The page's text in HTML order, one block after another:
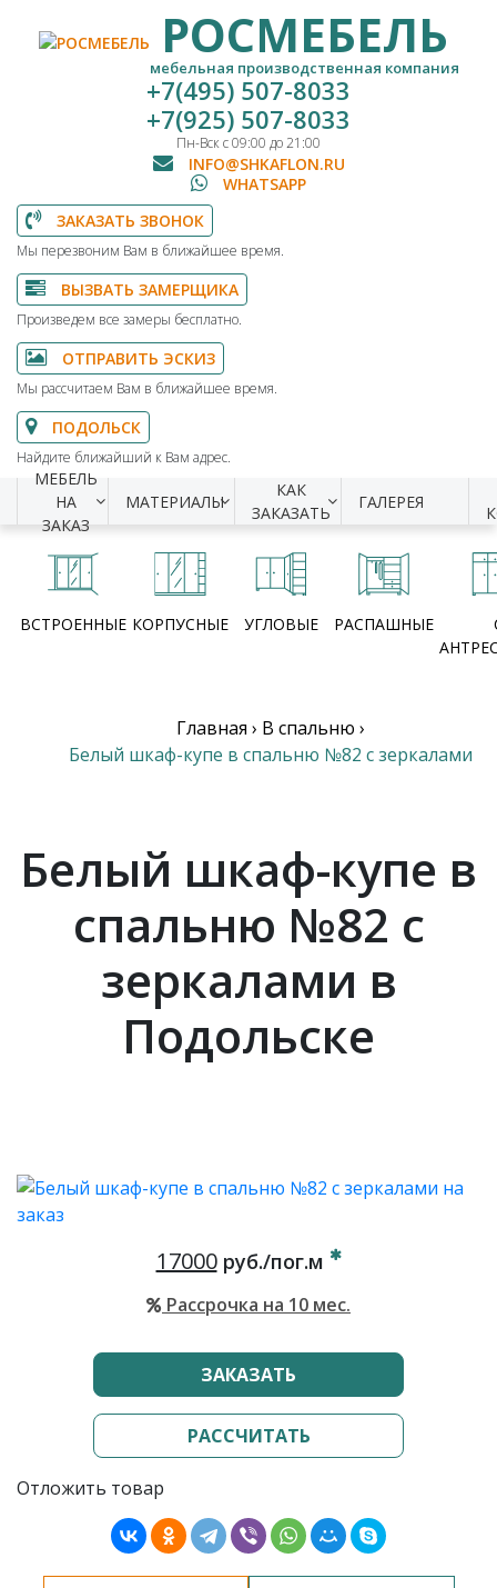
РОСМЕБЕЛЬ
мебельная производственная компания
+7(495) 507-8033
+7(925) 507-8033
Пн-Вск с 09:00 до 21:00
INFO@SHKAFLON.RU
WHATSAPP
ЗАКАЗАТЬ ЗВОНОК
Мы перезвоним Вам в ближайшее время.
ВЫЗВАТЬ ЗАМЕРЩИКА
Произведем все замеры бесплатно.
ОТПРАВИТЬ ЭСКИЗ
Мы рассчитаем Вам в ближайшее время.
ПОДОЛЬСК
Найдите ближайший к Вам адрес.
МЕБЕЛЬ
НА
ЗАКАЗ
МАТЕРИАЛЫ
КАК
ЗАКАЗАТЬ
ГАЛЕРЕЯ
ВСТРОЕННЫЕ КОРПУСНЫЕ УГЛОВЫЕ РАСПАШНЫЕ
Главная › В спальню ›
Белый шкаф-купе в спальню №82 с зеркалами
Белый шкаф-купе в
спальню №82 с
зеркалами в
Подольске
17000руб./пог.м
Рассрочка на 10 мес.
ЗАКАЗАТЬ
РАССЧИТАТЬ
Отложить товар